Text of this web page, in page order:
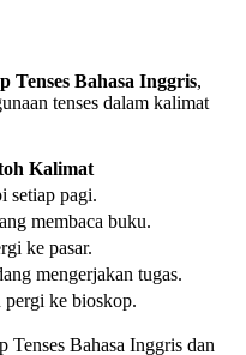
Tenses Bahasa Inggris,
tenses dalam kalimat
Kalimat
setiap pagi.
membaca buku.
ke pasar.
mengerjakan tugas.
pergi ke bioskop.
Tenses Bahasa Inggris dan